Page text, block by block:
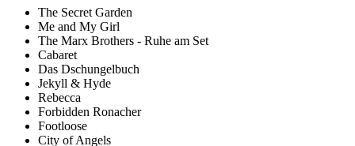
The Secret Garden
Me and My Girl
The Marx Brothers - Ruhe am Set
Cabaret
Das Dschungelbuch
Jekyll & Hyde
Rebecca
Forbidden Ronacher
Footloose
City of Angels